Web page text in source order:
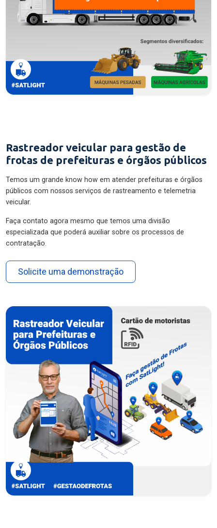
Rastreador veicular para gestão de
frotas de prefeituras e órgãos públicos
Temos um grande know how em atender prefeituras e órgãos
públicos com nossos serviços de rastreamento e telemetria
veicular.
Faça contato agora mesmo que temos uma divisão
especializada que poderá auxiliar sobre os processos de
contratação.
Solicite uma demonstração